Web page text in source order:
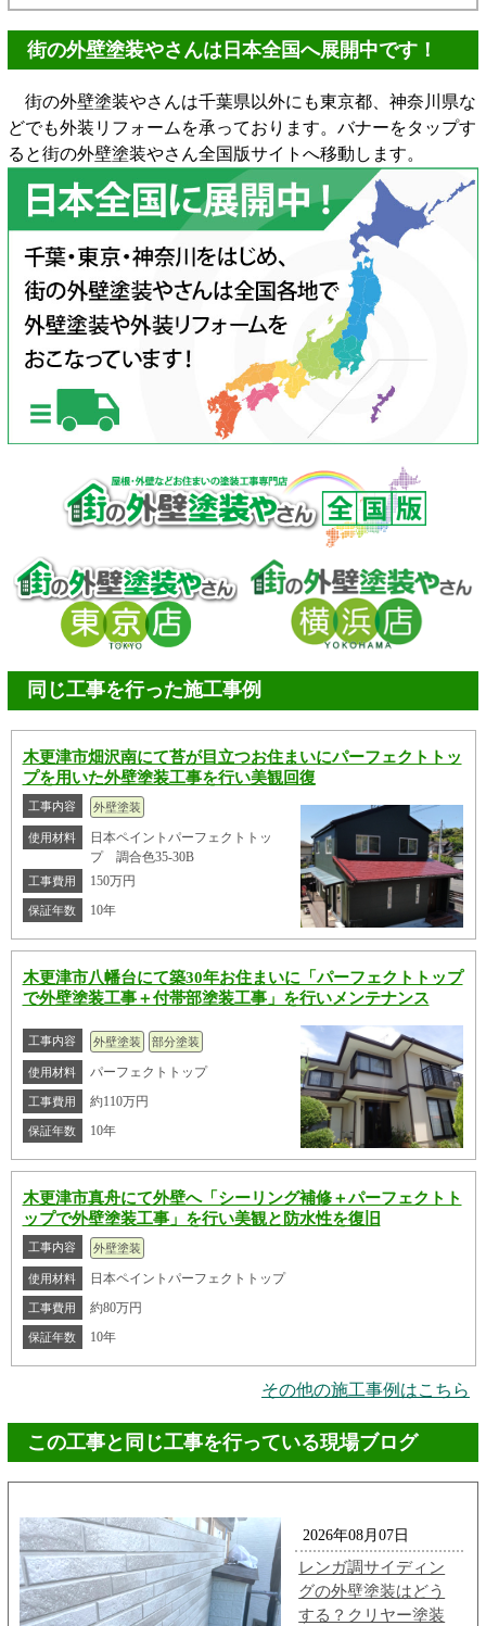
街の外壁塗装やさんは日本全国へ展開中です！
街の外壁塗装やさんは千葉県以外にも東京都、神奈川県な
どでも外装リフォームを承っております。バナーをタップす
ると街の外壁塗装やさん全国版サイトへ移動します。
同じ工事を行った施工事例
木更津市畑沢南にて苔が目立つお住まいにパーフェクトトッ
プを用いた外壁塗装工事を行い美観回復
工事内容 外壁塗装
使用材料
日本ペイントパーフェクトトッ
プ 調合色35-30B
工事費用 150万円
保証年数 10年
木更津市八幡台にて築30年お住まいに「パーフェクトトップ
で外壁塗装工事＋付帯部塗装工事」を行いメンテナンス
工事内容 外壁塗装 部分塗装
使用材料 パーフェクトトップ
工事費用 約110万円
保証年数 10年
木更津市真舟にて外壁へ「シーリング補修＋パーフェクトト
ップで外壁塗装工事」を行い美観と防水性を復旧
工事内容 外壁塗装
使用材料 日本ペイントパーフェクトトップ
工事費用 約80万円
保証年数 10年
その他の施工事例はこちら
この工事と同じ工事を行っている現場ブログ
2026年08月07日
レンガ調サイディン
グの外壁塗装はどう
する？クリヤー塗装